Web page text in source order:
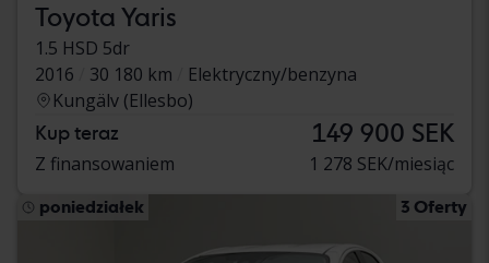
Toyota Yaris
1.5 HSD 5dr
2016
30 180 km
Elektryczny/benzyna
Kungälv (Ellesbo)
Kup teraz 149 900 SEK
Z finansowaniem 1 278 SEK/miesiąc
poniedziałek 3 Oferty